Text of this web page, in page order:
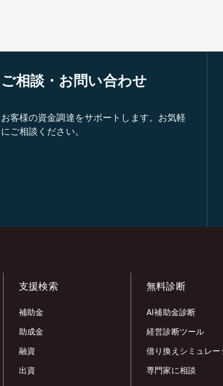
ご相談・お問い合わせ
お客様の資金調達をサポートします。お気軽
にご相談ください。
支援検索
補助金
助成金
融資
出資
無料診断
AI補助金診断
経営診断ツール
借り換えシミュレー
専門家に相談